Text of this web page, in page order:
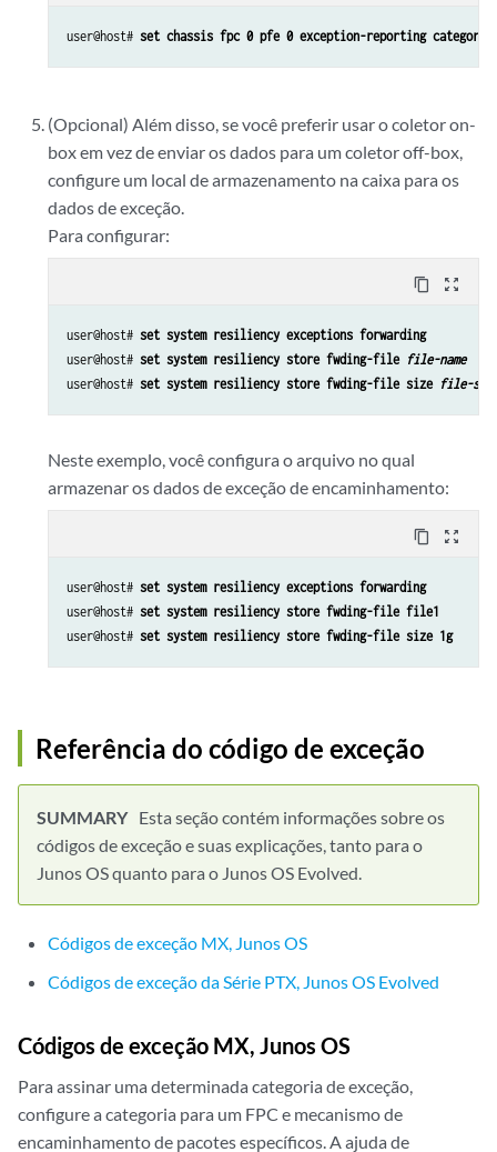
user@host# set chassis fpc 0 pfe 0 exception-reporting
(Opcional) Além disso, se você preferir usar o coletor on-
box em vez de enviar os dados para um coletor off-box,
configure um local de armazenamento na caixa para os
dados de exceção.
Para configurar:
content_copy zoom_out_map
user@host# set system resiliency exceptions forwarding
user@host# set system resiliency store fwding-file file-name
user@host# set system resiliency store fwding-file size file-
Neste exemplo, você configura o arquivo no qual
armazenar os dados de exceção de encaminhamento:
content_copy zoom_out_map
user@host# set system resiliency exceptions forwarding
user@host# set system resiliency store fwding-file file1
user@host# set system resiliency store fwding-file size 1g
Referência do código de exceção
Esta seção contém informações sobre os
códigos de exceção e suas explicações, tanto para o
Junos OS quanto para o Junos OS Evolved.
Códigos de exceção MX, Junos OS
Códigos de exceção da Série PTX, Junos OS Evolved
Códigos de exceção MX, Junos OS
Para assinar uma determinada categoria de exceção,
configure a categoria para um FPC e mecanismo de
encaminhamento de pacotes específicos. A ajuda de